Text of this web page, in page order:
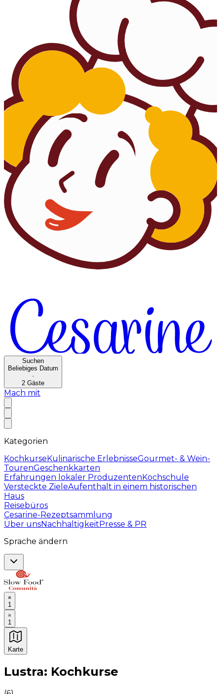
Suchen
Beliebiges Datum
·
2 Gäste
Mach mit
Kategorien
KochkurseKulinarische ErlebnisseGourmet- & Wein-
TourenGeschenkkarten
Erfahrungen lokaler ProduzentenKochschule
Versteckte ZieleAufenthalt in einem historischen
Haus
Reisebüros
Cesarine-Rezeptsammlung
Über unsNachhaltigkeitPresse & PR
Sprache ändern
1
1
Karte
Unvergessliche kulinarische Erlebnisse:
Lustra: Kochkurse